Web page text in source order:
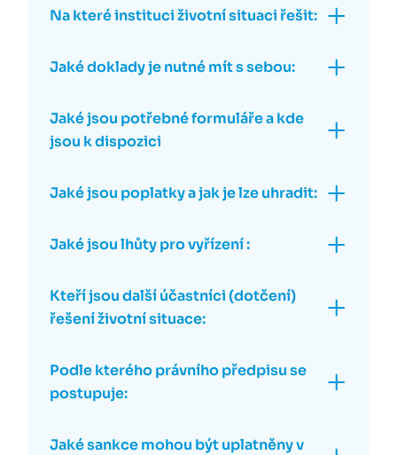
Na které instituci životní situaci řešit:
Jaké doklady je nutné mít s sebou:
Jaké jsou potřebné formuláře a kde
jsou k dispozici
Jaké jsou poplatky a jak je lze uhradit:
Jaké jsou lhůty pro vyřízení :
Kteří jsou další účastníci (dotčení)
řešení životní situace:
Podle kterého právního předpisu se
postupuje:
Jaké sankce mohou být uplatněny v